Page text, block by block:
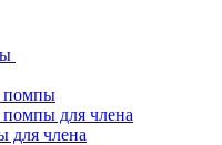
помпы
для члена
для члена